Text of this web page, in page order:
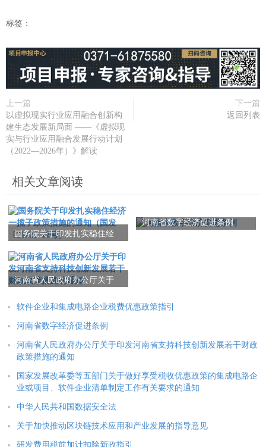
标签：
上一篇
以虚拟现实行业应用融合创新构
建生态发展新局面 ——《虚拟现
实与行业应用融合发展行动计划
（2022—2026年）》解读
下一篇
返回列表
相关文章阅读
国务院关于印发扎实稳住经
（国发〔2022〕12号）
河南省数字经济促进条例
河南省人民政府办公厅关于
展若干财政政策措施的通知
软件企业和集成电路企业税费优惠政策指引
河南省数字经济促进条例
河南省人民政府办公厅关于印发河南省支持科技创新发展若干财政
政策措施的通知
国家发展改革委等五部门关于做好享受税收优惠政策的集成电路企
业或项目、软件企业清单制定工作有关要求的通知
中华人民共和国数据安全法
关于加快推动区块链技术应用和产业发展的指导意见
研发费用税前加计扣除新政指引